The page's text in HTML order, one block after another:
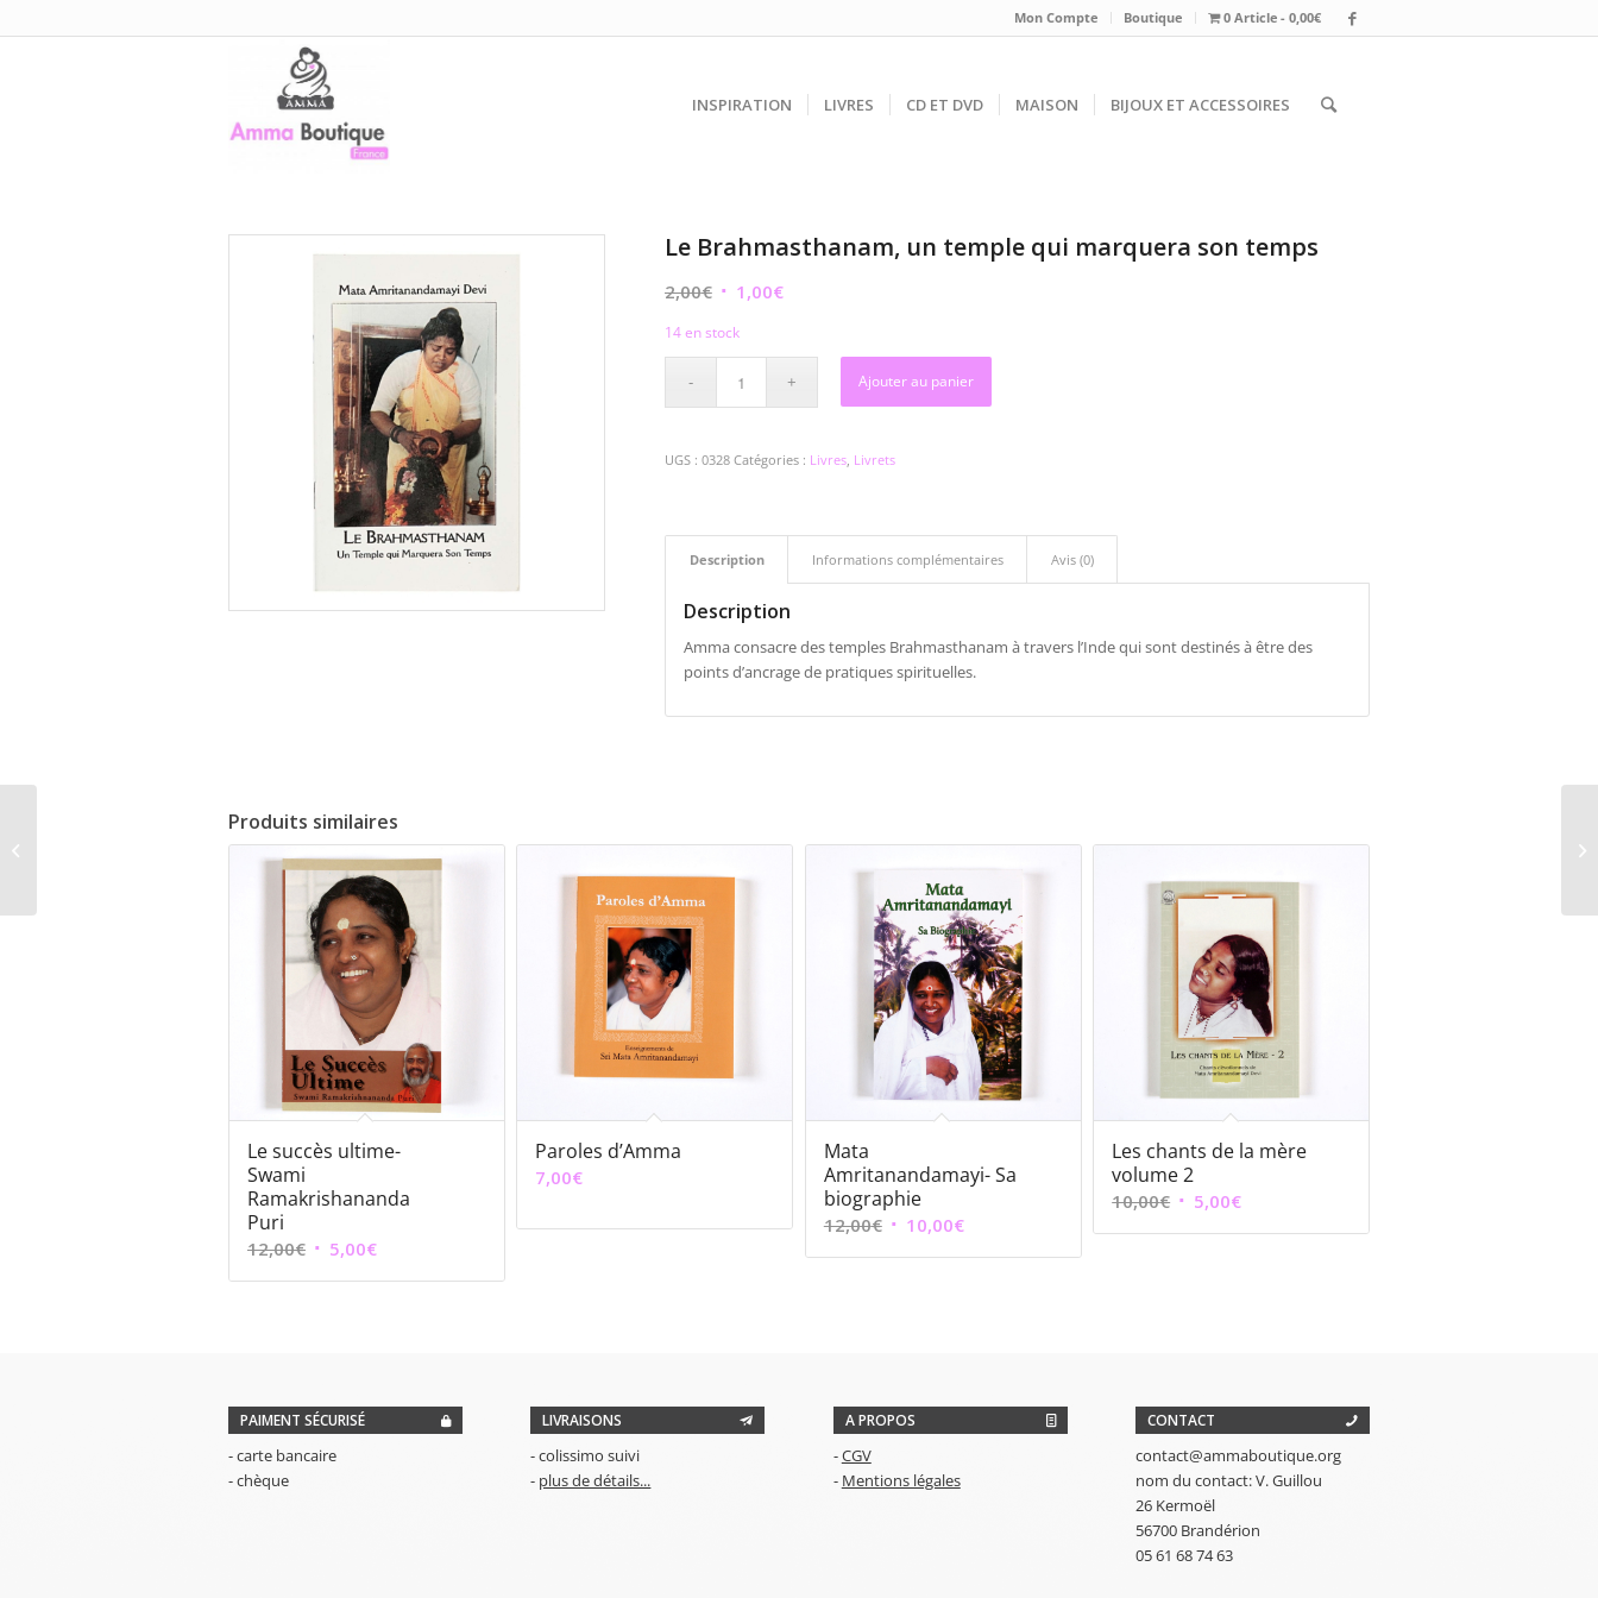
Mon Compte Boutique 0 Article 0,00€
INSPIRATION LIVRES CD ET DVD MAISON BIJOUX ET ACCESSOIRES
Le Brahmasthanam, un temple qui marquera son temps
2,00€ Le
était :
2,00€.
1,00€Le
est :
1,00€.
14 en stock
Ajouter au panier
UGS : 0328 Catégories : Livres, Livrets
Description Informations complémentaires Avis (0)
Description
Amma consacre des temples Brahmasthanam à travers l’Inde qui sont destinés à être des
points d’ancrage de pratiques spirituelles.
Produits similaires
Le succès ultime-
Swami
Ramakrishananda
Puri
12,00€ Le
prix
5,00€Le
prix
Paroles d’Amma
7,00€
Mata
Amritanandamayi- Sa
biographie
12,00€ Le
prix
10,00€Le
prix
Les chants de la mère
volume 2
10,00€ Le
prix
5,00€Le
prix
PAIMENT SÉCURISÉ
- carte bancaire
- chèque
LIVRAISONS
- colissimo suivi
- plus de détails...
A PROPOS
-CGV
- Mentions légales
CONTACT
contact@ammaboutique.org
nom du contact: V. Guillou
26 Kermoël
56700 Brandérion
05 61 68 74 63